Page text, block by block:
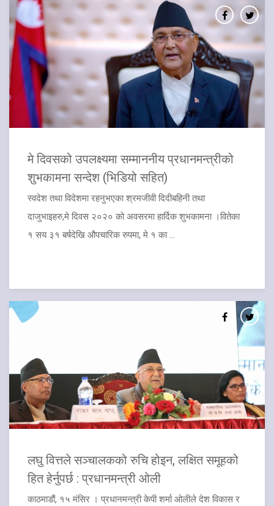
मे दिवसको उपलक्ष्यमा सम्माननीय प्रधानमन्त्रीको
शुभकामना सन्देश (भिडियो सहित)
स्वदेश तथा विदेशमा रहनुभएका श्रमजीवी दिदीबहिनी तथा
दाजुभाइहरु,मे दिवस २०२० को अवसरमा हार्दिक शुभकामना ।वितेका
१ सय ३१ बर्षदेखि औपचारिक रुपमा, मे १ का ...
लघु वित्तले सञ्चालकको रुचि होइन, लक्षित समूहको
हित हेर्नुपर्छ : प्रधानमन्त्री ओली
काठमाडौं, १५ मंसिर । प्रधानमन्त्री केपी शर्मा ओलीले देश विकास र